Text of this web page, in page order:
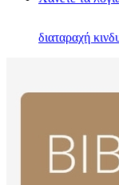
διαταραχή